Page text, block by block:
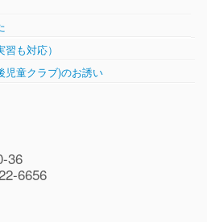
も対応）
児童クラブ)のお誘い
36
6656